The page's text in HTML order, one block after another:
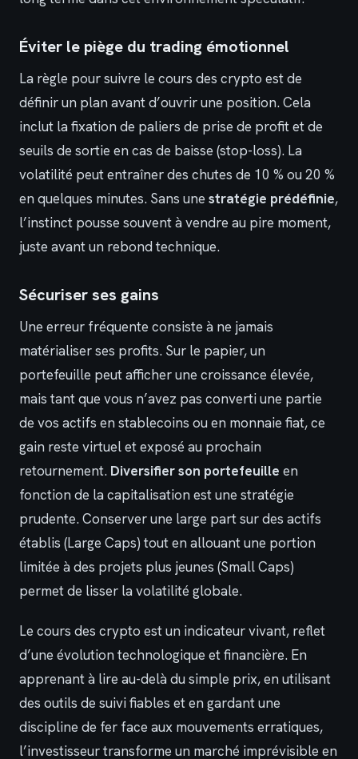
Éviter le piège du trading émotionnel
La règle pour suivre le cours des crypto est de
définir un plan avant d’ouvrir une position. Cela
inclut la fixation de paliers de prise de profit et de
seuils de sortie en cas de baisse (stop-loss). La
volatilité peut entraîner des chutes de 10 % ou 20 %
en quelques minutes. Sans une stratégie prédéfinie,
l’instinct pousse souvent à vendre au pire moment,
juste avant un rebond technique.
Sécuriser ses gains
Une erreur fréquente consiste à ne jamais
matérialiser ses profits. Sur le papier, un
portefeuille peut afficher une croissance élevée,
mais tant que vous n’avez pas converti une partie
de vos actifs en stablecoins ou en monnaie fiat, ce
gain reste virtuel et exposé au prochain
retournement. Diversifier son portefeuille en
fonction de la capitalisation est une stratégie
prudente. Conserver une large part sur des actifs
établis (Large Caps) tout en allouant une portion
limitée à des projets plus jeunes (Small Caps)
permet de lisser la volatilité globale.
Le cours des crypto est un indicateur vivant, reflet
d’une évolution technologique et financière. En
apprenant à lire au-delà du simple prix, en utilisant
des outils de suivi fiables et en gardant une
discipline de fer face aux mouvements erratiques,
l’investisseur transforme un marché imprévisible en